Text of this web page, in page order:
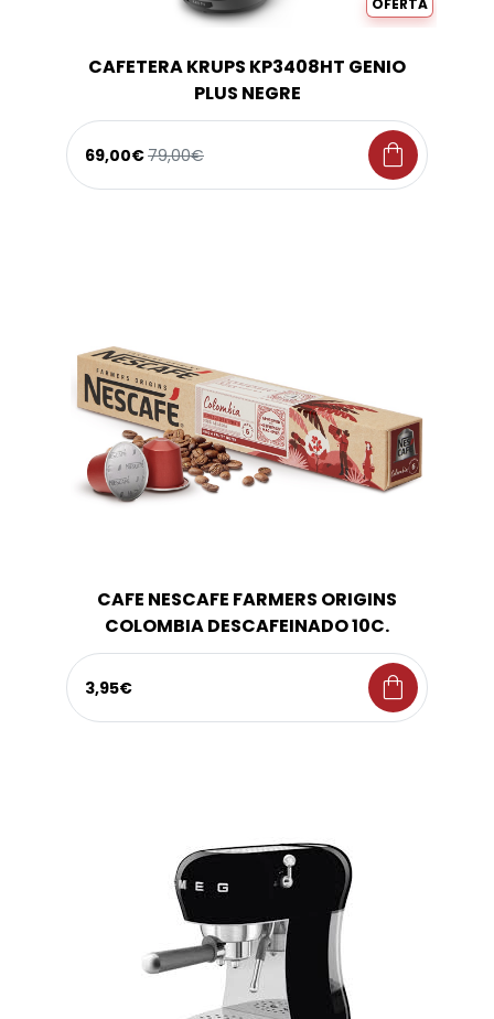
OFERTA
CAFETERA KRUPS KP3408HT GENIO
PLUS NEGRE
69,00€79,00€ shopping_bag
CAFE NESCAFE FARMERS ORIGINS
COLOMBIA DESCAFEINADO 10C.
3,95€ shopping_bag